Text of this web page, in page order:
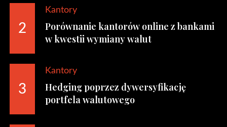
2
Kantory
Porównanie kantorów online z bankami
w kwestii wymiany walut
3
Kantory
Hedging poprzez dywersyfikację
portfela walutowego